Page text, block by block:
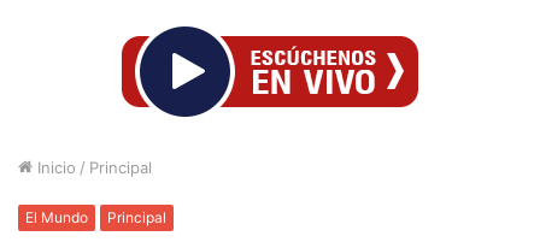
Inicio / Principal
El Mundo Principal